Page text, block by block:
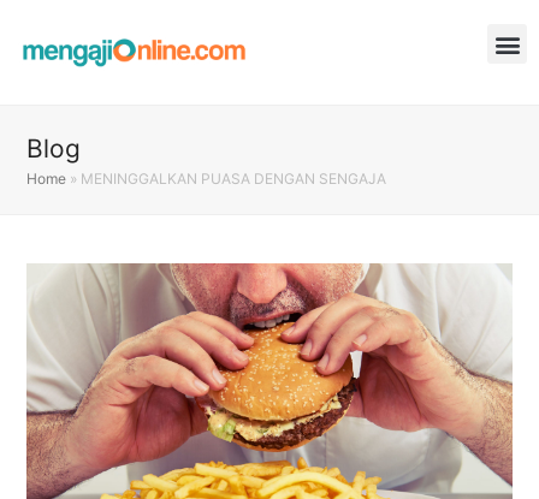
Blog
Home » MENINGGALKAN PUASA DENGAN SENGAJA